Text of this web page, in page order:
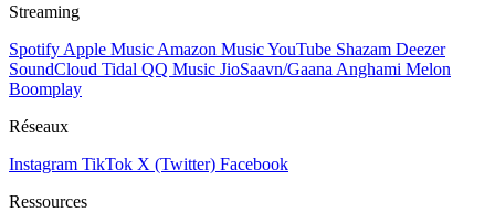
Streaming
Spotify Apple Music Amazon MusicYouTube Shazam Deezer
SoundCloud Tidal QQ Music JioSaavn/Gaana Anghami Melon
Boomplay
Réseaux
Instagram TikTok X (Twitter) Facebook
Ressources